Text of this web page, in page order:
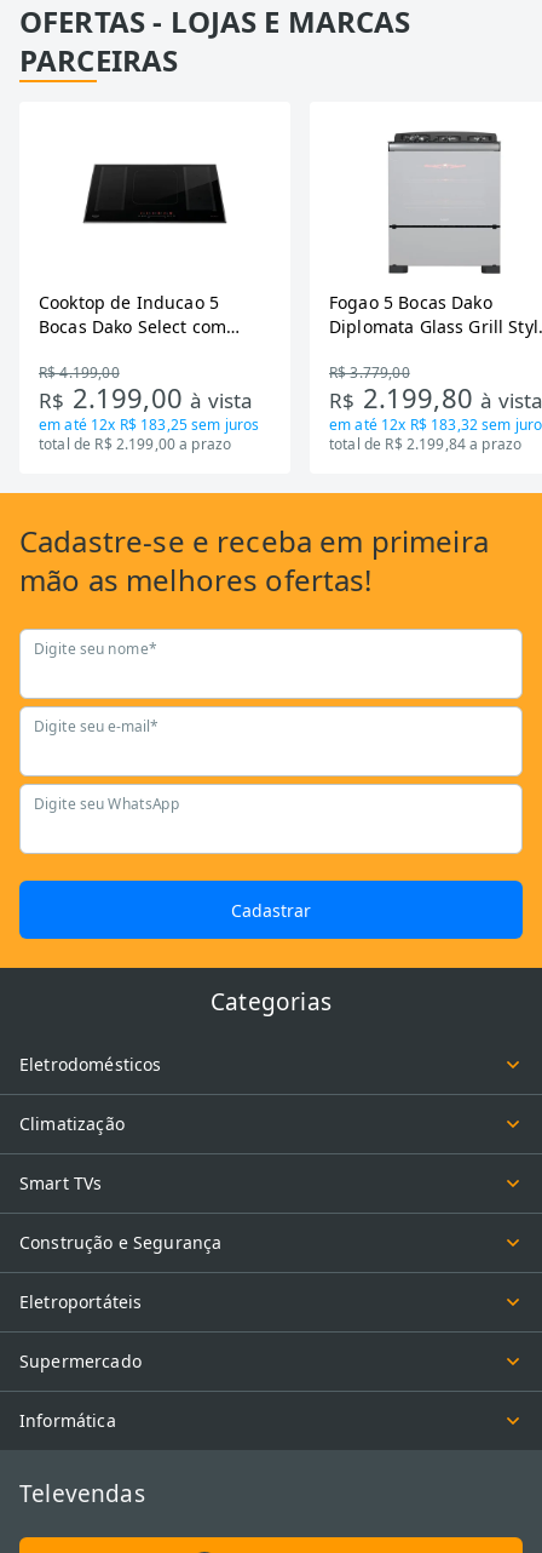
OFERTAS - LOJAS E MARCAS
PARCEIRAS
Cooktop de Inducao 5
Bocas Dako Select com
R$ 4.199,00
R$ 2.199,00à vista
em até 12x R$ 183,25sem juros
total de R$ 2.199,00 a prazo
Fogao 5 Bocas Dako
Diplomata Glass Grill
R$ 3.779,00
R$ 2.199,80à
em até 12x R$ 183,32sem
total de R$ 2.199,84 a prazo
Cadastre-se e receba em primeira
mão as melhores ofertas!
Digite seu nome*
Digite seu e-mail*
Digite seu WhatsApp
Cadastrar
Categorias
Eletrodomésticos
Climatização
Smart TVs
Construção e Segurança
Eletroportáteis
Supermercado
Informática
Televendas